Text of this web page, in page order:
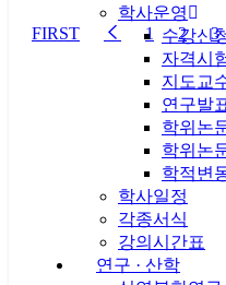
학사운영
수강신
자격시
지도교
연구발
학위논
학위논
학적변
학사일정
각종서식
강의시간표
연구 · 산학
1 2 3
개인정보처리방침